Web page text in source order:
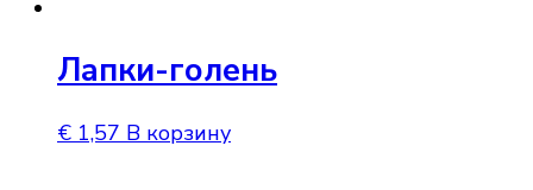
Лапки-голень
€ 1,57 В корзину